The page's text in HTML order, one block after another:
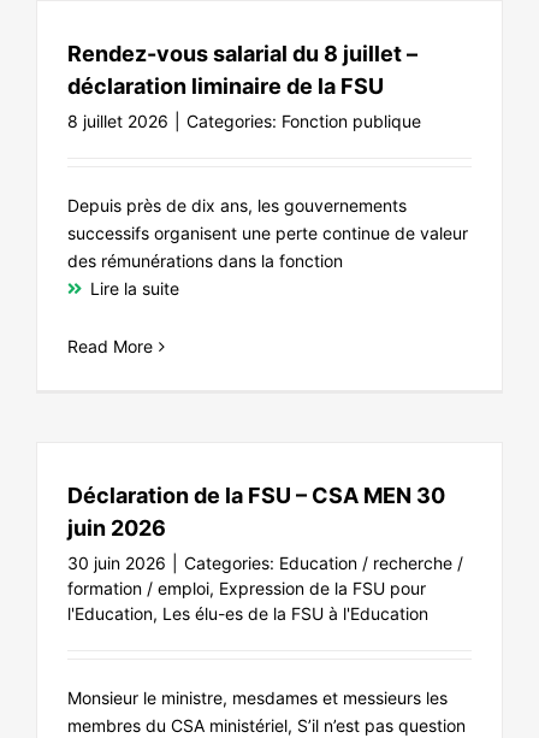
Rendez-vous salarial du 8 juillet –
déclaration liminaire de la FSU
8 juillet 2026 Categories: Fonction publique
Depuis près de dix ans, les gouvernements
successifs organisent une perte continue de valeur
des rémunérations dans la fonction
Lire la suite
Read More
Déclaration de la FSU – CSA MEN 30
juin 2026
30 juin 2026 Categories: Education / recherche /
formation / emploi, Expression de la FSU pour
l'Education, Les élu-es de la FSU à l'Education
Monsieur le ministre, mesdames et messieurs les
membres du CSA ministériel, S’il n’est pas question